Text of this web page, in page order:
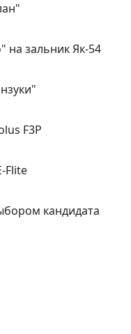
на зальник Як-54
F3P
Flite
кандидата